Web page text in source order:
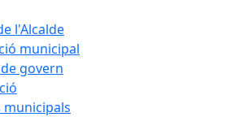
l'Alcalde
municipal
govern
municipals